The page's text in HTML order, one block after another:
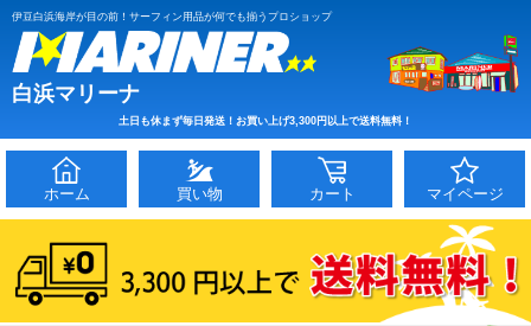
伊豆白浜海岸が目の前！サーフィン用品が何でも揃うプロショップ
白浜マリーナ
土日も休まず毎日発送！お買い上げ3,300円以上で送料無料！
ホーム 買い物 カート マイページ